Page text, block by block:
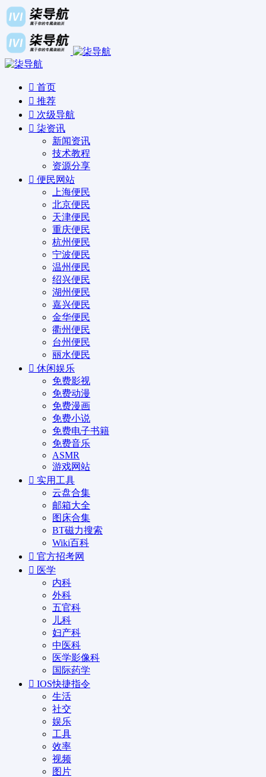
首页
推荐
次级导航
柒资讯
新闻资讯
技术教程
资源分享
便民网站
上海便民
北京便民
天津便民
重庆便民
杭州便民
宁波便民
温州便民
绍兴便民
湖州便民
嘉兴便民
金华便民
衢州便民
台州便民
丽水便民
休闲娱乐
免费影视
免费动漫
免费漫画
免费小说
免费电子书籍
免费音乐
ASMR
游戏网站
实用工具
云盘合集
邮箱大全
图床合集
BT磁力搜索
Wiki百科
官方招考网
医学
内科
外科
五官科
儿科
妇产科
中医科
医学影像科
国际药学
IOS快捷指令
生活
社交
娱乐
工具
效率
视频
图片